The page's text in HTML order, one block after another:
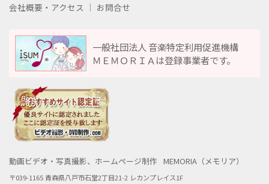
会社概要・アクセス
お問合せ
動画ビデオ・写真撮影、ホームページ制作 MEMORIA（メモリア）
〒039-1165 青森県八戸市石堂2丁目21-2 レカンプレイス1F
一般社団法人 音楽特定利用促進機構
ＭＥＭＯＲＩＡは登録事業者です。